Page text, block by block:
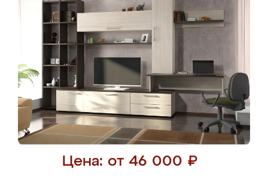
Цена: от 46 000 ₽